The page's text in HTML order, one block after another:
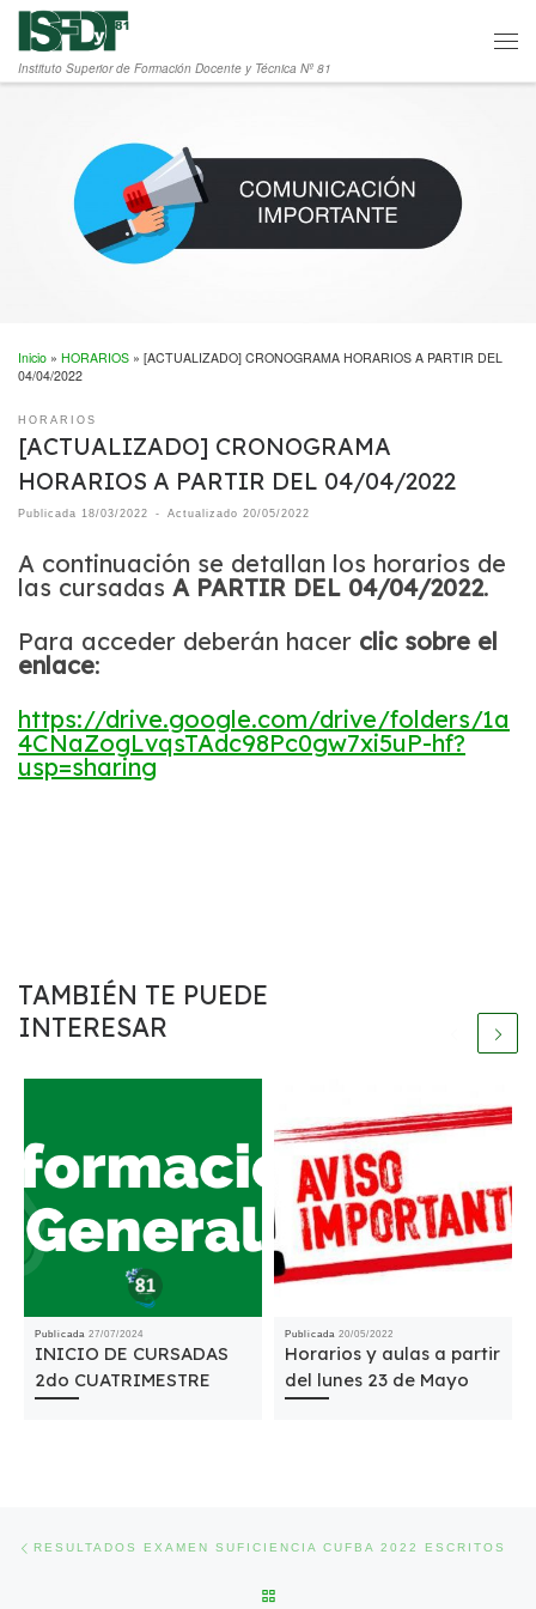
Saltar al contenido
Instituto Superior de Formación Docente y Técnica Nº 81
Inicio » HORARIOS » [ACTUALIZADO] CRONOGRAMA HORARIOS A PARTIR DEL
04/04/2022
HORARIOS
[ACTUALIZADO] CRONOGRAMA
HORARIOS A PARTIR DEL 04/04/2022
Publicada 18/03/2022 - Actualizado 20/05/2022
A continuación se detallan los horarios de
las cursadas A PARTIR DEL 04/04/2022.
Para acceder deberán hacer clic sobre el
enlace:
https://drive.google.com/drive/folders/1a
4CNaZogLvqsTAdc98Pc0gw7xi5uP-hf?
usp=sharing
TAMBIÉN TE PUEDE
INTERESAR
Publicada 27/07/2024
INICIO DE CURSADAS
2do CUATRIMESTRE
Publicada 20/05/2022
Horarios y aulas a partir
del lunes 23 de Mayo
RESULTADOS EXAMEN SUFICIENCIA CUFBA 2022 ESCRITOS